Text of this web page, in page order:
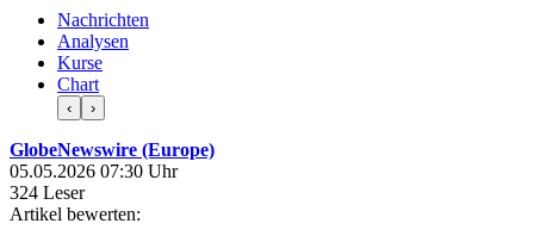
Nachrichten
Analysen
Kurse
Chart
‹ ›
GlobeNewswire (Europe)
05.05.2026 07:30 Uhr
324 Leser
Artikel bewerten: